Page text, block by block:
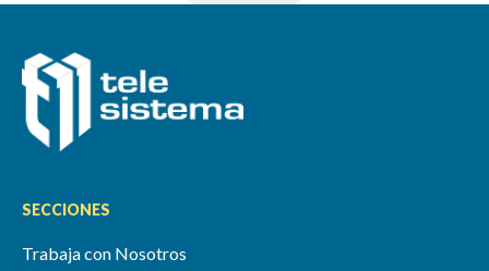
SECCIONES
Trabaja con Nosotros